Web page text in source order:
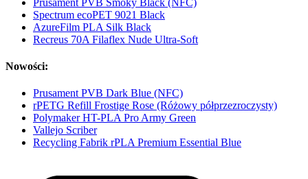
Spectrum ecoPET 9021 Black
AzureFilm PLA Silk Black
Recreus 70A Filaflex Nude Ultra-Soft
Nowości:
Prusament PVB Dark Blue (NFC)
rPETG Refill Frostige Rose (Różowy półprzezroczysty)
Polymaker HT-PLA Pro Army Green
Vallejo Scriber
Recycling Fabrik rPLA Premium Essential Blue